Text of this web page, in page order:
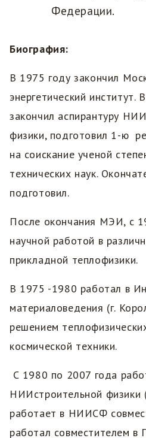
Федерации.
Биография:
В 1975 году закончил
энергетический институт.
закончил аспирантуру
физики, подготовил 1-ю
на соискание ученой
технических наук.
подготовил.
После окончания МЭИ, с
научной работой в
прикладной теплофизики.
В 1975 -1980 работал в
материаловедения (г.
решением
космической техники.
С 1980 по 2007 года
НИИстроительной физики
работает в НИИСФ
работал совместителем